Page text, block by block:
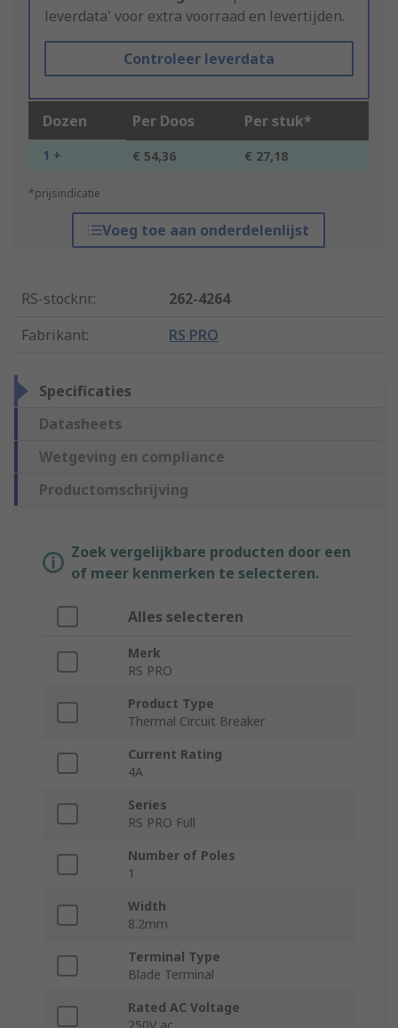
leverdata' voor extra voorraad en levertijden.
Controleer leverdata
Dozen Per Doos Per stuk*
1 + € 54,36 € 27,18
*prijsindicatie
Voeg toe aan onderdelenlijst
RS-stocknr.:
262-4264
Fabrikant: RS PRO
Specificaties
Datasheets
Wetgeving en compliance
Productomschrijving
Zoek vergelijkbare producten door een
of meer kenmerken te selecteren.
Alles selecteren
Merk
RS PRO
Product Type
Thermal Circuit Breaker
Current Rating
4A
Series
RS PRO Full
Number of Poles
1
Width
8.2mm
Terminal Type
Blade Terminal
Rated AC Voltage